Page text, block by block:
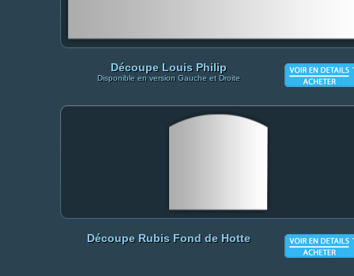
Découpe Louis Philip
Disponible en version Gauche et Droite
Découpe Rubis Fond de Hotte